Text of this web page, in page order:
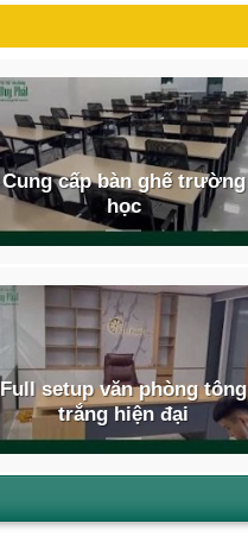
Cung cấp bàn ghế trường
học
Full setup văn phòng tông
trắng hiện đại